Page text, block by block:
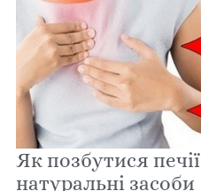
Як позбутися
натуральні засоби